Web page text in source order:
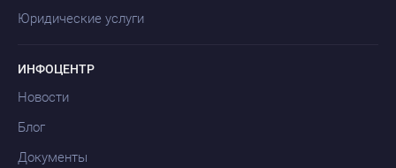
Юридические услуги
ИНФОЦЕНТР
Новости
Блог
Документы